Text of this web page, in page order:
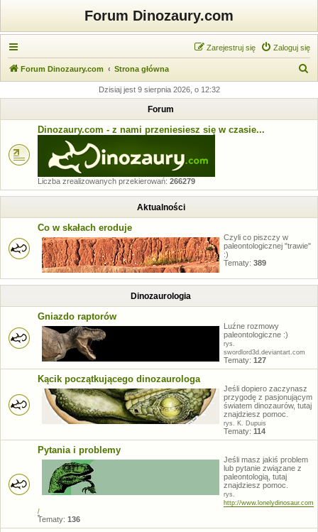
Forum Dinozaury.com
Zaloguj się
Zarejestruj się
Forum Dinozaury.com Strona główna
k
Dzisiaj jest 9 sierpnia 2026, o 12:32
Forum
Dinozaury.com - z nami przeniesiesz się w czasie...
Liczba zrealizowanych przekierowań: 266279
Aktualności
Co w skałach eroduje
Czyli co piszczy w
paleontologicznej "trawie"
:)
Tematy: 389
Dinozaurologia
Gniazdo raptorów
Luźne rozmowy
paleontologiczne :)
rys.
swordlord3d.deviantart.com
Tematy: 127
Kącik początkującego dinozaurologa
Jeśli dopiero zaczynasz
przygodę z pasjonującym
światem dinozaurów, tutaj
znajdziesz pomoc.
rys. K. Dupuis
Tematy: 114
Pytania i problemy
Jeśli masz jakiś problem
lub pytanie związane z
paleontologią, tutaj
znajdziesz pomoc.
rys.
http://www.lonelydinosaur.com
/
Tematy: 136